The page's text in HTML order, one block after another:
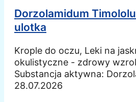
Dorzolamidum
ulotka
Krople do oczu, Leki na
okulistyczne - zdrowy
Substancja aktywna:
28.07.2026